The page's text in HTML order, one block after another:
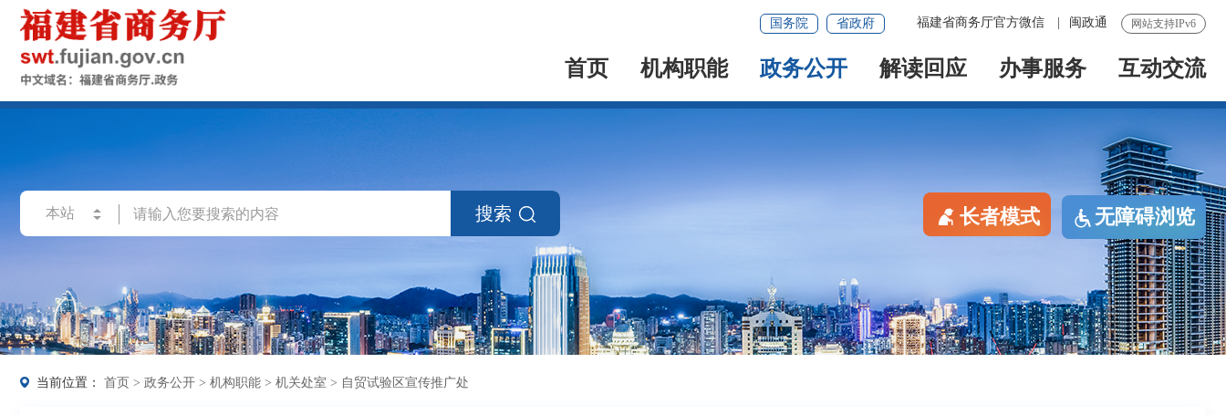
网站支持IPv6
福建省商务厅官方微信 闽政通
国务院 省政府
首页 机构职能 政务公开 解读回应 办事服务 互动交流
搜索 长者模式 无障碍浏览
当前位置： 首页 > 政务公开 > 机构职能 > 机关处室 > 自贸试验区宣传推广处